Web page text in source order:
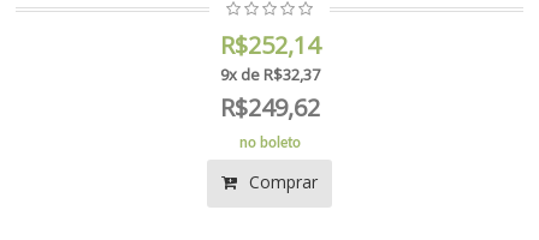
R$252,14
9x de R$32,37
R$249,62
no boleto
Comprar